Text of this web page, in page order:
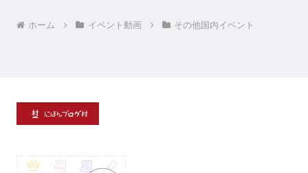
ホーム イベント動画 その他国内イベント